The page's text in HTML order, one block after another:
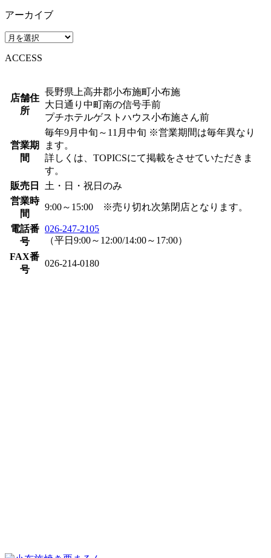
アーカイブ
ACCESS
店舗住
所
長野県上高井郡小布施町小布施
大日通り中町南の信号手前
プチホテルゲストハウス小布施さん前
営業期
間
毎年9月中旬～11月中旬 ※営業期間は毎年異なり
ます。
詳しくは、TOPICSにて掲載をさせていただきま
す。
販売日
土・日・祝日のみ
営業時
間
9:00～15:00 ※売り切れ次第閉店となります。
電話番
号
026-247-2105
（平日9:00～12:00/14:00～17:00）
FAX番
号
026-214-0180